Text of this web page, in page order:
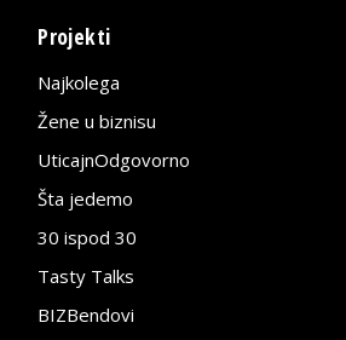
Projekti
Najkolega
Žene u biznisu
UticajnOdgovorno
Šta jedemo
30 ispod 30
Tasty Talks
BIZBendovi